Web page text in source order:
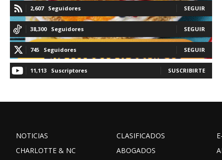
2,607 Seguidores SEGUIR
38,300 Seguidores SEGUIR
745 Seguidores SEGUIR
11,113 Suscriptores SUSCRIBIRTE
NOTICIAS
CHARLOTTE & NC
CLASIFICADOS
ABOGADOS